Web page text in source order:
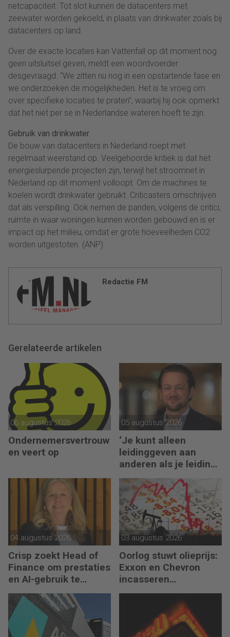
netcapaciteit. Tot slot kunnen de datacenters met
zeewater worden gekoeld, in plaats van drinkwater zoals bij
datacenters op land.
Over de exacte locaties kan Vattenfall op dit moment nog
geen uitsluitsel geven, meldt een woordvoerder
desgevraagd. “We zitten nu nog in een opstartende fase en
we onderzoeken de mogelijkheden. Het is te vroeg om
over specifieke locaties te praten”, waarbij hij ook opmerkt
dat het niet per se in Nederlandse wateren hoeft te zijn.
Gebruik van drinkwater
De bouw van datacenters in Nederland roept met
regelmaat weerstand op. Veelgehoorde kritiek is dat het
energieslurpende projecten zijn, terwijl het stroomnet in
Nederland op dit moment volloopt. Om de machines te
koelen wordt drinkwater gebruikt. Criticasters omschrijven
dat als verspilling. Ook nemen de panden, volgens de critici,
ruimte in waar woningen kunnen worden gebouwd en is er
impact op het milieu, omdat er grote hoeveelheden CO2
worden uitgestoten. (ANP)
Redactie FM
Gerelateerde artikelen
06 augustus 2026
Ondernemersvertrouw
en veert op
05 augustus 2026
‘Je kunt alleen
leidinggeven aan
anderen als je leiding
kunt geven aan jezelf’
04 augustus 2026
Crisp zoekt Head of
Finance om prestaties
en AI-gebruik te
versnellen
03 augustus 2026
Oorlog stuwt olieprijs:
Exxon en Chevron
incasseren
miljardenwinsten